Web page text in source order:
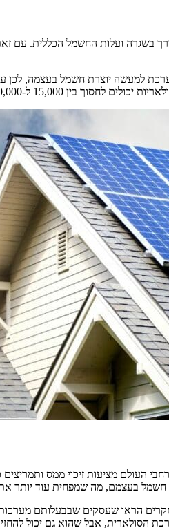
בשגרה ועלות החשמל הכללית. עם
למעשה יוצרת חשמל בעצמה, לכן
החשמל לאורך כל חיי המערכת הסולארית.
העולם מציעות זיכוי ממס
חשמל בעצמם, מה שמפחית עוד יותר
הראו שעסקים שבבעלותם מערכות
הסולארית, אבל שהוא גם יכול